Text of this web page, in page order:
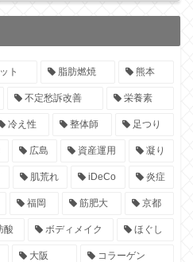
ト 脂肪燃焼 熊本
不定愁訴改善 栄養素
冷え性 整体師 足つり
広島 資産運用 凝り
肌荒れ iDeCo 炎症
福岡 筋肥大 京都
酸 ボディメイク ほぐし
大阪 コラーゲン